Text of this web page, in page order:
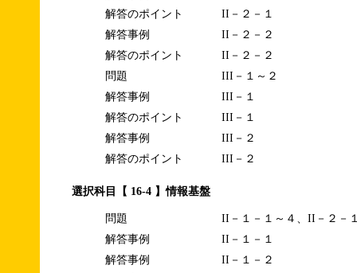
解答のポイント
II－２－１
解答事例
II－２－２
解答のポイント
II－２－２
問題
III－１～２
解答事例
III－１
解答のポイント
III－１
解答事例
III－２
解答のポイント
III－２
選択科目【 16-4 】情報基盤
問題
II－１－１～４、II－２－
解答事例
II－１－１
解答事例
II－１－２